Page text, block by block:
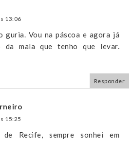
13:06
guria. Vou na páscoa e agora já
da mala que tenho que levar.
Responder
15:25
Recife, sempre sonhei em